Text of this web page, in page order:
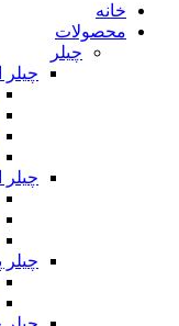
خانه
محصولات
چیلر
چیلر